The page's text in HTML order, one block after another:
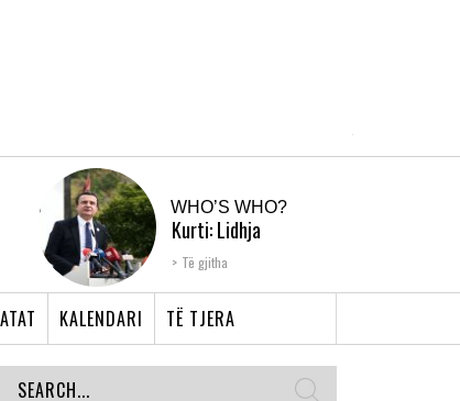
WHO’S WHO?
Kurti: Lidhja
Shqiptare e Prizrenit,
Të gjitha
KALENDARI TË TJERA